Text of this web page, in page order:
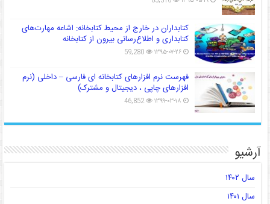
کتابداران در خارج از محیط کتابخانه: اشاعه مهارت‌های
کتابداری و اطلاع‌رسانی بیرون از کتابخانه
۱۳۹۵-۰۷-۲۶ 59,280
فهرست نرم افزارهای کتابخانه ای فارسی – داخلی (نرم
افزارهای چاپی ، دیجیتال و مشترک)
۱۳۹۹-۰۳-۱۸ 46,852
آرشیو
سال ۱۴۰۲
سال ۱۴۰۱